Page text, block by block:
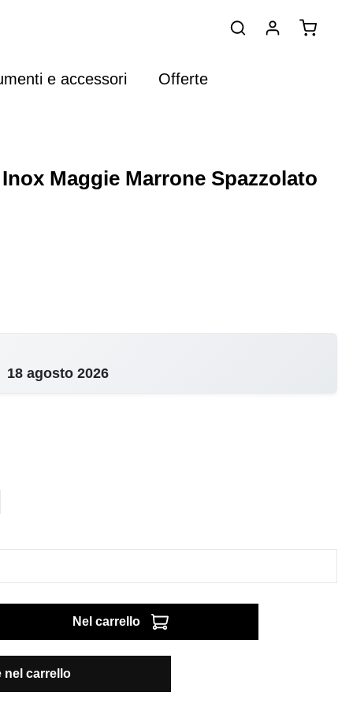
e accessori Offerte
Maggie Marrone Spazzolato
18 agosto 2026
Nel carrello
nel carrello